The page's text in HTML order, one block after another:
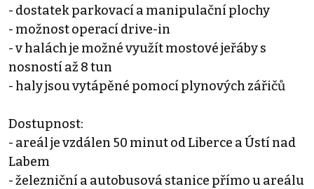
- dostatek parkovací a manipulační plochy
- možnost operací drive-in
- v halách je možné využít mostové jeřáby s
nosností až 8 tun
- haly jsou vytápěné pomocí plynových zářičů
Dostupnost:
- areál je vzdálen 50 minut od Liberce a Ústí nad
Labem
- železniční a autobusová stanice přímo u areálu